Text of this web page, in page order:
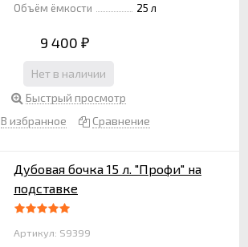
Объём ёмкости
25 л
9 400 ₽
Нет в наличии
Быстрый просмотр
В избранное
Сравнение
Дубовая бочка 15 л. "Профи" на
подставке
Артикул: S9399